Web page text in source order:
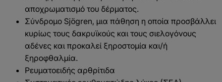
αποχρωματισμό του δέρματος.
Σύνδρομο Sjögren, μια πάθηση η οποία προσβάλλει
κυρίως τους δακρυϊκούς και τους σιελογόνους
αδένες και προκαλεί ξηροστομία και/ή
ξηροφθαλμία.
Ρευματοειδής αρθρίτιδα